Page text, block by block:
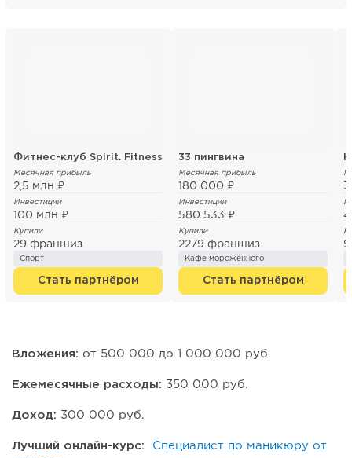
Фитнес-клуб Spirit. Fitness
Месячная прибыль
2,5 млн ₽
Инвестиции
100 млн ₽
Купили
29 франшиз
Спорт
Стать партнёром
33 пингвина
Месячная прибыль
180 000 ₽
Инвестиции
580 533 ₽
Купили
2279 франшиз
Кафе мороженного
Стать партнёром
Вложения: от 500 000 до 1 000 000 руб.
Ежемесячные расходы: 350 000 руб.
Доход: 300 000 руб.
Лучший онлайн-курс: Специалист по маникюру от